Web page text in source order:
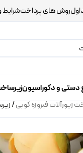
روش های پرداختشرایط
دستی و دکوراسیون
زیورآلات فیروزه کوبی/